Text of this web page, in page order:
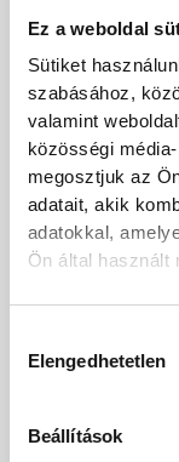
Ez a weboldal
Sütiket
szabásához,
valamint
közösségi
megosztjuk az
adatait, akik
adatokkal,
Ön által használt
Elengedhetetlen
Beállítások
A
TV
a